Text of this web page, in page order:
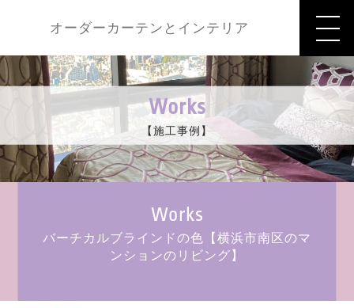
オーダーカーテンとインテリア
Works
【施工事例】
Works
バーチカルブラインドの色【横浜市南区のマ
ンションのリビング】